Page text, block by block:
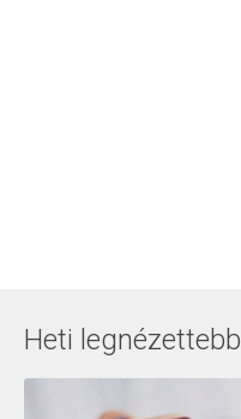
Heti legnézettebb